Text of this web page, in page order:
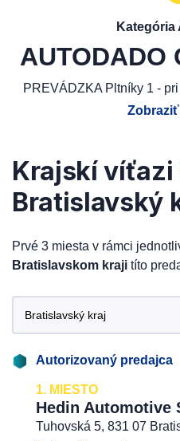
Kategória
AUTODADO
PREVÁDZKA Pltníky 1 -
Krajskí víťazi
Bratislavský
Prvé 3 miesta v rámci
Bratislavskom kraji títo
Autorizovaný predajca
1. MIESTO
Hedin Automotive
Tuhovská 5, 831 07